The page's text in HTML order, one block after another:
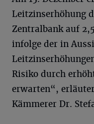
Leitzinserhöhung
Zentralbank auf
infolge der in
Risiko durch
erwarten“,
Kämmerer Dr.